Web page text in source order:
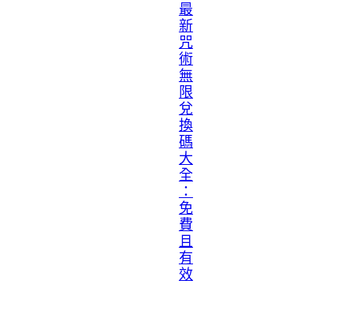
最
新
咒
術
無
限
兌
換
碼
大
全
：
免
費
且
有
效